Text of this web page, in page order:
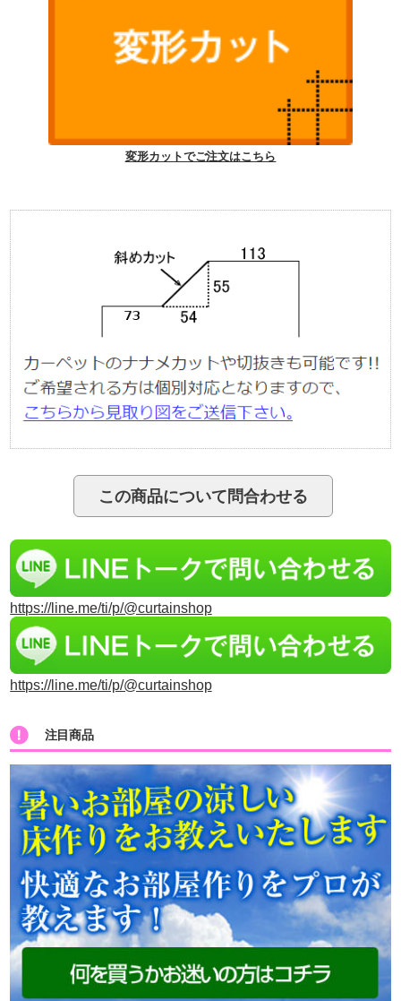
変形カットでご注文はこちら
https://line.me/ti/p/@curtainshop
https://line.me/ti/p/@curtainshop
注目商品